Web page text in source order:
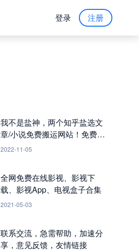
注册
登录
我不是盐神，两个知乎盐选文
章/小说免费搬运网站！免费看
知乎小说
2022-11-05
全网免费在线影视、影视下
载、影视App、电视盒子合集
2021-05-03
联系交流，急需帮助，加速分
享，意见反馈，友情链接